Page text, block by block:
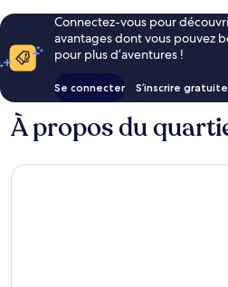
Connectez-vous pour
avantages dont vous pouvez
pour plus d’aventures !
Se connecter S’inscrire
À propos du